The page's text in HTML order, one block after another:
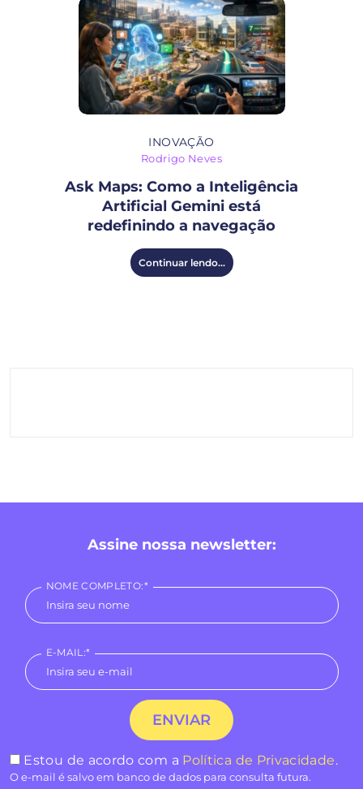
INOVAÇÃO
Rodrigo Neves
Ask Maps: Como a Inteligência
Artificial Gemini está
redefinindo a navegação
Continuar lendo...
Assine nossa newsletter:
NOME COMPLETO:*
E-MAIL:*
Estou de acordo com a Política de Privacidade.
O e-mail é salvo em banco de dados para consulta futura.